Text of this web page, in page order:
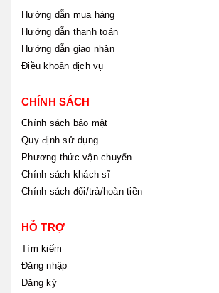
Hướng dẫn mua hàng
Hướng dẫn thanh toán
Hướng dẫn giao nhận
Điều khoản dịch vụ
CHÍNH SÁCH
Chính sách bảo mật
Quy định sử dụng
Phương thức vận chuyển
Chính sách khách sĩ
Chính sách đổi/trả/hoàn tiền
HỖ TRỢ
Tìm kiếm
Đăng nhập
Đăng ký